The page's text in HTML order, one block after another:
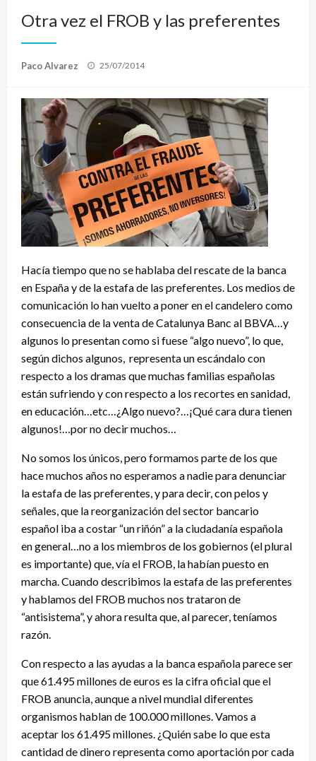
Otra vez el FROB y las preferentes
Paco Alvarez
Publicado
25/07/2014
Hacía tiempo que no se hablaba del rescate de la banca
en España y de la estafa de las preferentes. Los medios de
comunicación lo han vuelto a poner en el candelero como
consecuencia de la venta de Catalunya Banc al BBVA…y
algunos lo presentan como si fuese “algo nuevo”, lo que,
según dichos algunos, representa un escándalo con
respecto a los dramas que muchas familias españolas
están sufriendo y con respecto a los recortes en sanidad,
en educación…etc…¿Algo nuevo?…¡Qué cara dura tienen
algunos!…por no decir muchos…
No somos los únicos, pero formamos parte de los que
hace muchos años no esperamos a nadie para denunciar
la estafa de las preferentes, y para decir, con pelos y
señales, que la reorganización del sector bancario
español iba a costar “un riñón” a la ciudadanía española
en general…no a los miembros de los gobiernos (el plural
es importante) que, vía el FROB, la habían puesto en
marcha. Cuando describimos la estafa de las preferentes
y hablamos del FROB muchos nos trataron de
“antisistema”, y ahora resulta que, al parecer, teníamos
razón.
Con respecto a las ayudas a la banca española parece ser
que 61.495 millones de euros es la cifra oficial que el
FROB anuncia, aunque a nivel mundial diferentes
organismos hablan de 100.000 millones. Vamos a
aceptar los 61.495 millones. ¿Quién sabe lo que esta
cantidad de dinero representa como aportación por cada